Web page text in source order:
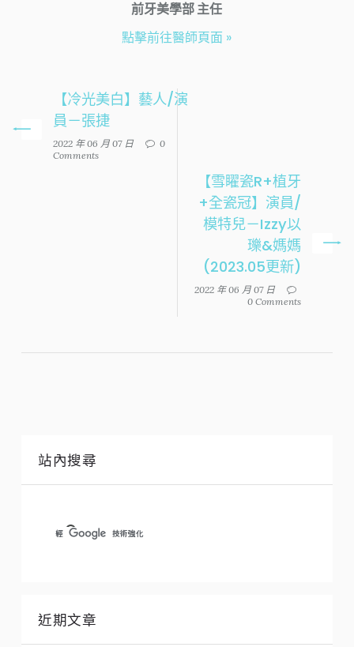
前牙美學部 主任
點擊前往醫師頁面 »
【冷光美白】藝人/演
員－張捷
2022 年 06 月 07 日
0
Comments
【雪矅瓷R+植牙
+全瓷冠】演員/
模特兒－Izzy以
瓅&媽媽
(2023.05更新)
2022 年 06 月 07 日
0 Comments
站內搜尋
近期文章